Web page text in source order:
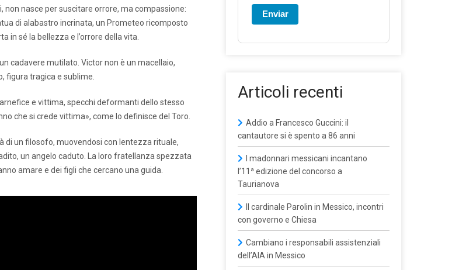
non nasce per suscitare orrore, ma compassione:
di alabastro incrinata, un Prometeo ricomposto
in sé la bellezza e l’orrore della vita.
cadavere mutilato. Victor non è un macellaio,
figura tragica e sublime.
e vittima, specchi deformanti dello stesso
che si crede vittima», come lo definisce del Toro.
di un filosofo, muovendosi con lentezza rituale,
un angelo caduto. La loro fratellanza spezzata
amare e dei figli che cercano una guida.
Enviar
Articoli recenti
Addio a Francesco Guccini: il
cantautore si è spento a 86 anni
I madonnari messicani incantano
l’11ª edizione del concorso a
Taurianova
Il cardinale Parolin in Messico, incontri
con governo e Chiesa
Cambiano i responsabili assistenziali
dell’AIA in Messico